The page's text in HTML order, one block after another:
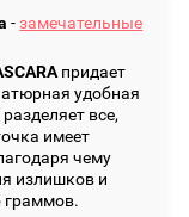
-замечательные
придает
удобная
все,
имеет
чему
излишков и
граммов.